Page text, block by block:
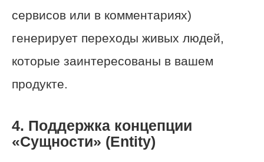
сервисов или в комментариях)
генерирует переходы живых людей,
которые заинтересованы в вашем
продукте.
4. Поддержка концепции
«Сущности» (Entity)